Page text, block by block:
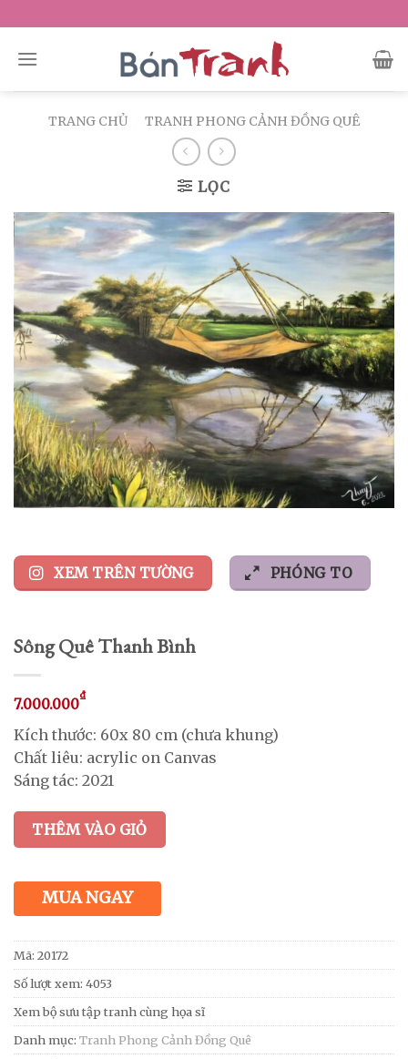
to
content
TRANG CHỦ TRANH PHONG CẢNH ĐỒNG QUÊ
LỌC
XEM TRÊN TƯỜNG PHÓNG TO
Sông Quê Thanh Bình
7.000.000₫
Kích thước: 60x 80 cm (chưa khung)
Chất liêu: acrylic on Canvas
Sáng tác: 2021
THÊM VÀO GIỎ
MUA NGAY
Mã: 20172
Số lượt xem: 4053
Xem bộ sưu tập tranh cùng họa sĩ
Danh mục: Tranh Phong Cảnh Đồng Quê